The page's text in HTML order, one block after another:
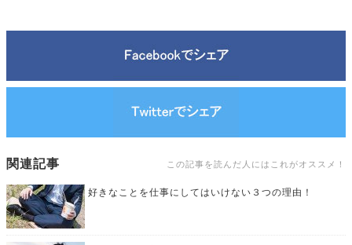
関連記事 この記事を読んだ人にはこれがオススメ！
好きなことを仕事にしてはいけない３つの理由！